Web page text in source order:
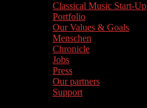
Classical Music Start-Up
Portfolio
Our Values & Goals
Menschen
Chronicle
Jobs
Press
Our partners
Support